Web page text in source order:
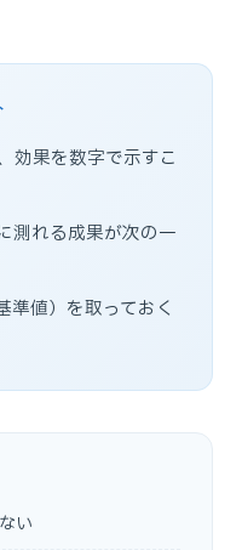
効果を数字で示すこ
測れる成果が次の一
準値）を取っておく
い